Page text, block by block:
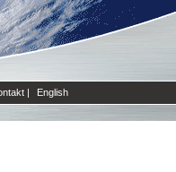
| English